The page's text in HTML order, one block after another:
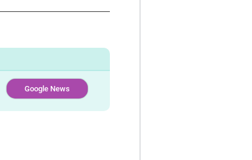
Google News